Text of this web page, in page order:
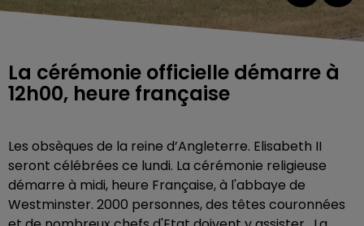
La cérémonie officielle démarre à
12h00, heure française
Les obsèques de la reine d’Angleterre. Elisabeth II
seront célébrées ce lundi. La cérémonie religieuse
démarre à midi, heure Française, à l'abbaye de
Westminster. 2000 personnes, des têtes couronnées